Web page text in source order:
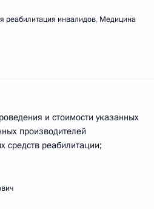
реабилитация инвалидов, Медицина
и стоимости указанных
производителей
средств реабилитации;